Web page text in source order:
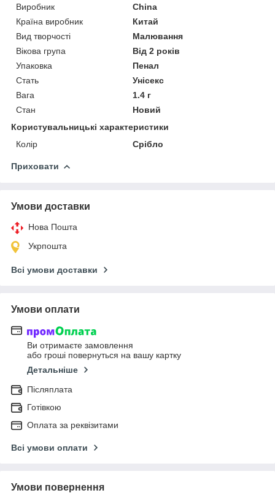
Виробник
China
Країна виробник
Китай
Вид творчості
Малювання
Вікова група
Від 2 років
Упаковка
Пенал
Стать
Унісекс
Вага
1.4 г
Стан
Новий
Користувальницькі характеристики
Колір
Срібло
Приховати
Умови доставки
Нова Пошта
Укрпошта
Всі умови доставки
Умови оплати
Ви отримаєте замовлення
або гроші повернуться на вашу картку
Детальніше
Післяплата
Готівкою
Оплата за реквізитами
Всі умови оплати
Умови повернення